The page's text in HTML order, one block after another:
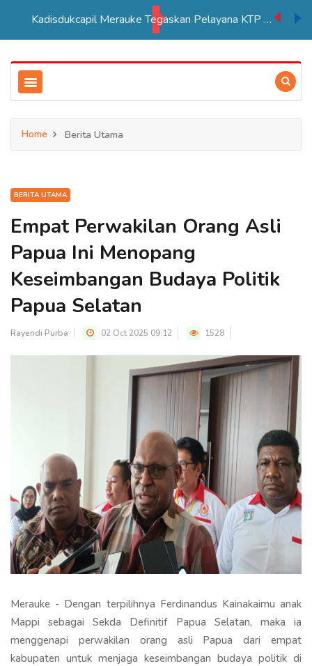
Kadisdukcapil Merauke Tegaskan Pelayana KTP Sesuai SOP
Home Berita Utama
BERITA UTAMA
Empat Perwakilan Orang Asli
Papua Ini Menopang
Keseimbangan Budaya Politik
Papua Selatan
Rayendi Purba 02 Oct 2025 09:12 1528
Merauke - Dengan terpilihnya Ferdinandus Kainakaimu anak
Mappi sebagai Sekda Definitif Papua Selatan, maka ia
menggenapi perwakilan orang asli Papua dari empat
kabupaten untuk menjaga keseimbangan budaya politik di